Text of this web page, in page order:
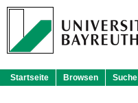
Startseite Browsen Suche